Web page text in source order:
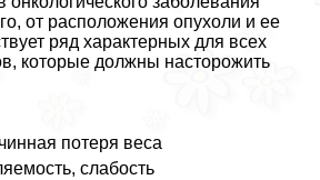
от расположения опухоли и ее
ряд хаpaктерных для всех
которые должны насторожить
потеря веса
слабость